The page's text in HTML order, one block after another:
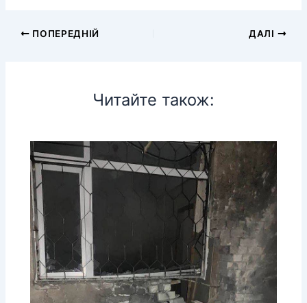
ПОПЕРЕДНІЙ ДАЛІ
Читайте також: